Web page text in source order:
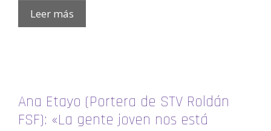
Leer más
Ana Etayo (Portera de STV Roldán
FSF): «La gente joven nos está